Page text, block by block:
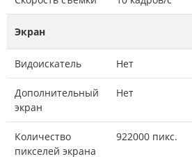
Экран
Видоискатель Нет
Дополнительный
экран
Нет
Количество
пикселей экрана
922000 пикс.